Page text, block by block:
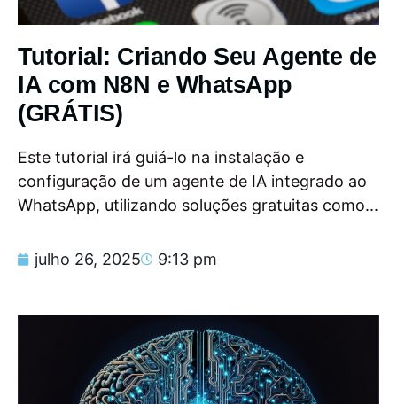
Tutorial: Criando Seu Agente de
IA com N8N e WhatsApp
(GRÁTIS)
Este tutorial irá guiá-lo na instalação e
configuração de um agente de IA integrado ao
WhatsApp, utilizando soluções gratuitas como...
julho 26, 2025 9:13 pm